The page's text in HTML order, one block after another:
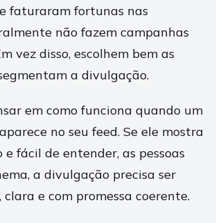
faturaram fortunas nas
não fazem campanhas
vez disso, escolhem bem as
a divulgação.
em como funciona quando um
no seu feed. Se ele mostra
e fácil de entender, as pessoas
a divulgação precisa ser
clara e com promessa coerente.